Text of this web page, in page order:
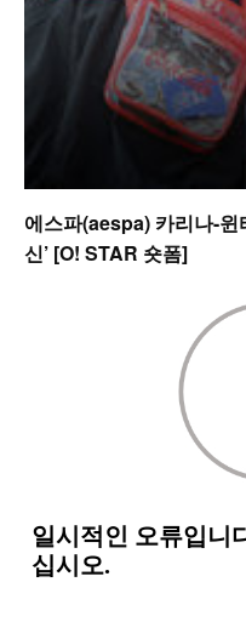
에스파(aespa) 카리나-윈
신’ [O! STAR 숏폼]